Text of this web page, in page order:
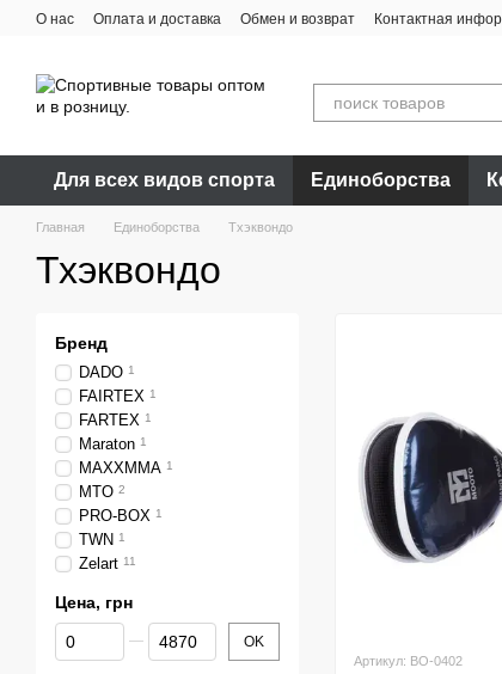
Перейти к основному контенту
О нас Оплата и доставка Обмен и возврат Контактная
Для всех видов спорта Единоборства
Главная Единоборства Тхэквондо
Тхэквондо
Артикул: BO-0402
Бренд
DADO 1
FAIRTEX 1
FARTEX 1
Maraton 1
MAXXMMA 1
MTO 2
PRO-BOX 1
TWN 1
Zelart 11
Цена, грн
От Цена, грн
До Цена, грн OK